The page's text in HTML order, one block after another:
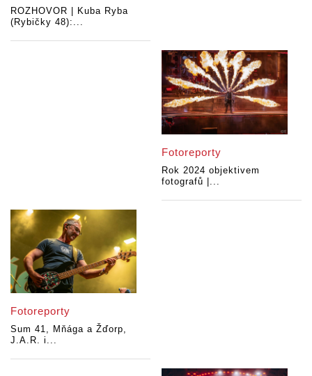
ROZHOVOR | Kuba Ryba
(Rybičky 48):...
Fotoreporty
Rok 2024 objektivem
fotografů |...
Fotoreporty
Sum 41, Mňága a Žďorp,
J.A.R. i...